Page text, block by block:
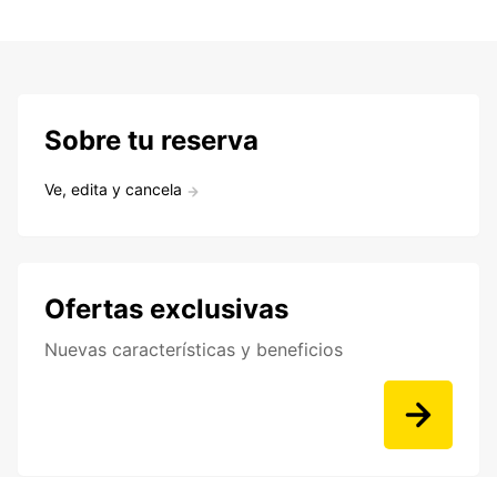
Sobre tu reserva
Ve, edita y cancela
Ofertas exclusivas
Nuevas características y beneficios